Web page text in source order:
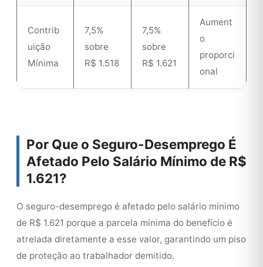
Contrib
uição
Mínima
7,5%
sobre
R$ 1.518
7,5%
sobre
R$ 1.621
Aument
o
proporci
onal
Por Que o Seguro-Desemprego É
Afetado Pelo Salário Mínimo de R$
1.621?
O seguro-desemprego é afetado pelo salário mínimo
de R$ 1.621 porque a parcela mínima do benefício é
atrelada diretamente a esse valor, garantindo um piso
de proteção ao trabalhador demitido.